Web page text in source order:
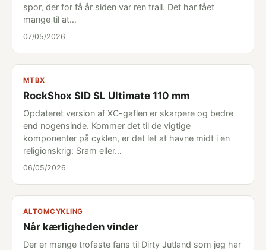
spor, der for få år siden var ren trail. Det har fået
mange til at…
07/05/2026
MTBX
RockShox SID SL Ultimate 110 mm
Opdateret version af XC-gaflen er skarpere og bedre
end nogensinde. Kommer det til de vigtige
komponenter på cyklen, er det let at havne midt i en
religionskrig: Sram eller…
06/05/2026
ALTOMCYKLING
Når kærligheden vinder
Der er mange trofaste fans til Dirty Jutland som jeg har